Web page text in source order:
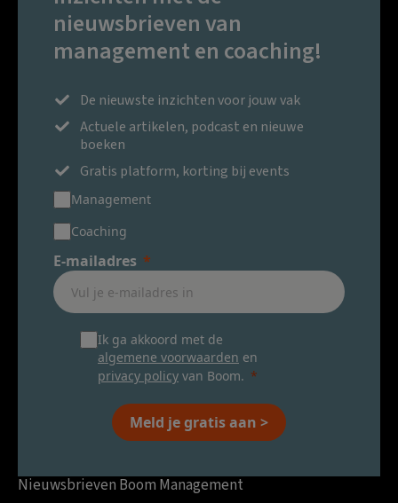
nieuwsbrieven van
management en coaching!
De nieuwste inzichten voor jouw vak
Actuele artikelen, podcast en nieuwe
boeken
Gratis platform, korting bij events
Management
Coaching
E-mailadres
Ik ga akkoord met de
algemene voorwaarden en
privacy policy van Boom.
Meld je gratis aan >
Nieuwsbrieven Boom Management